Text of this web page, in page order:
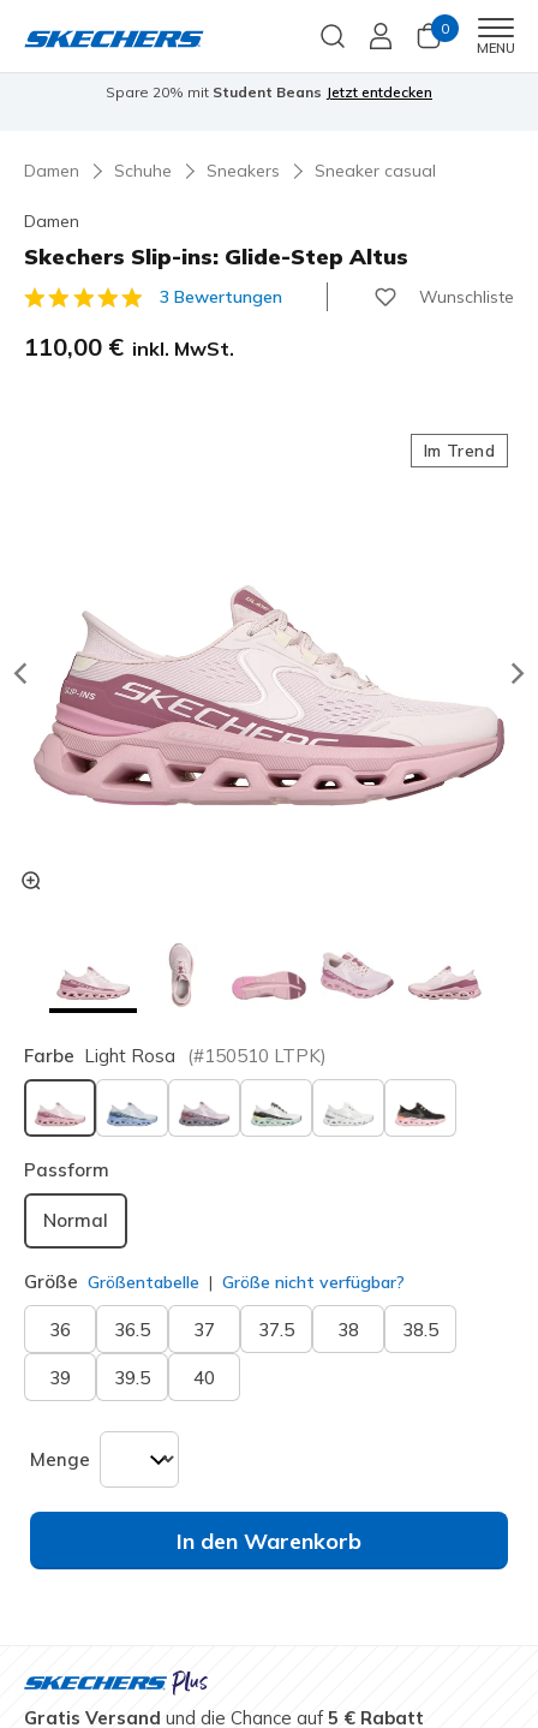
0
MENU
Spare 20% mit Student Beans Jetzt entdecken
Damen Schuhe Sneakers Sneaker casual
Damen
Skechers Slip-ins: Glide-Step Altus
3,1 von 5 Kundenbewertungen
3 Bewertungen Wunschliste
110,00 € inkl. MwSt.
Im Trend
Farbe Light Rosa (#150510 LTPK)
ausgewählt
Passform
Normal
Größe Größentabelle Größe nicht verfügbar?
36 36.5 37 37.5 38 38.5
39 39.5 40
Menge
In den Warenkorb
Gratis Versand und die Chance auf5 € Rabatt